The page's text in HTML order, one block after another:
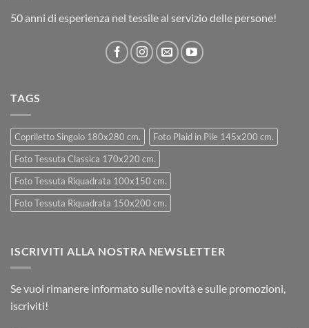
50 anni di esperienza nel tessile al servizio delle persone!
TAGS
Copriletto Singolo 180x280 cm.
Foto Plaid in Pile 145x200 cm.
Foto Tessuta Classica 170x220 cm.
Foto Tessuta Riquadrata 100x150 cm.
Foto Tessuta Riquadrata 150x200 cm.
ISCRIVITI ALLA NOSTRA NEWSLETTER
Se vuoi rimanere informato sulle novità e sulle promozioni,
iscriviti!